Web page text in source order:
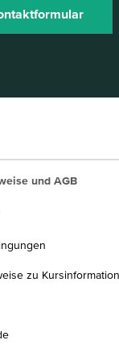
und AGB
zu